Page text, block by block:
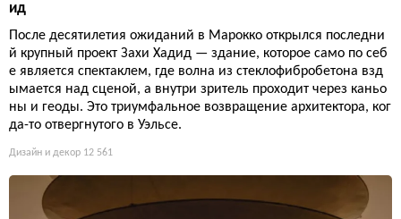
ид
После десятилетия ожиданий в Марокко открылся последни
й крупный проект Захи Хадид — здание, которое само по себ
е является спектаклем, где волна из стеклофибробетона взд
ымается над сценой, а внутри зритель проходит через каньо
ны и геоды. Это триумфальное возвращение архитектора, ког
да-то отвергнутого в Уэльсе.
Дизайн и декор 12 561